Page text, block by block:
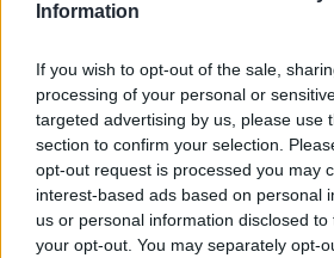
Information
If you wish to opt-out of the sale,
processing of your personal or
targeted advertising by us, please use
section to confirm your selection.
opt-out request is processed you may
interest-based ads based on personal
us or personal information disclosed
your opt-out. You may separately opt-
Εγγραφείτε στο